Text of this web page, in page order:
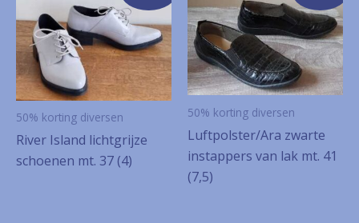
50% korting diversen
River Island lichtgrijze
schoenen mt. 37 (4)
50% korting diversen
Luftpolster/Ara zwarte
instappers van lak mt. 41
(7,5)